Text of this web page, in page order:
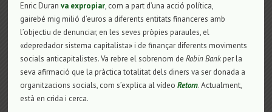
Enric Duran va expropiar, com a part d’una acció política,
gairebé mig milió d’euros a diferents entitats financeres amb
l’objectiu de denunciar, en les seves pròpies paraules, el
«depredador sistema capitalista» i de finançar diferents moviments
socials anticapitalistes. Va rebre el sobrenom deRobin Bankper la
seva afirmació que la pràctica totalitat dels diners va ser donada a
organitzacions socials, com s’explica al vídeoRetorn. Actualment,
està en crida i cerca.